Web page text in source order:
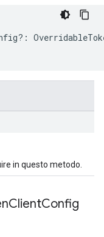
?:
in questo metodo.
ClientConfig